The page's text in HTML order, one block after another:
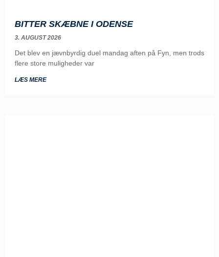
BITTER SKÆBNE I ODENSE
3. AUGUST 2026
Det blev en jævnbyrdig duel mandag aften på Fyn, men trods
flere store muligheder var
LÆS MERE